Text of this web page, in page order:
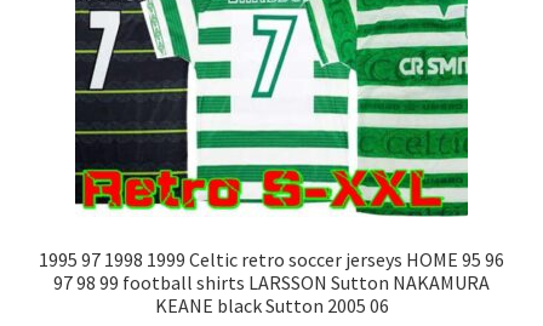
1995 97 1998 1999 Celtic retro soccer jerseys HOME 95 96
97 98 99 football shirts LARSSON Sutton NAKAMURA
KEANE black Sutton 2005 06